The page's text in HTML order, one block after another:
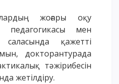
жоғары оқу
педагогикасы мен
саласында қажетті
докторантурада
тәжірибесін
жетілдіру.